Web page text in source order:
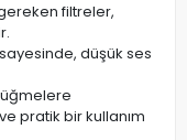
filtreler,
düşük ses
pratik bir kullanım